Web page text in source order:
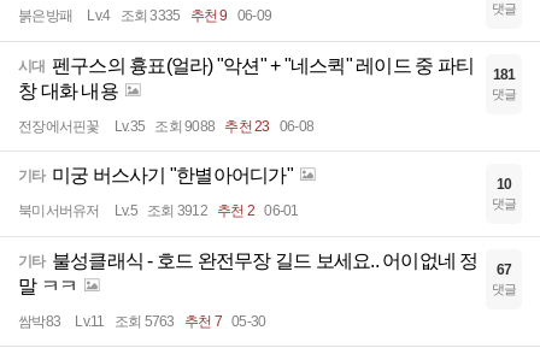
붉은방패 Lv.4 조회 3335 추천 9 06-09 댓글
시대 펜구스의 흉표(얼라) "악션" + "네스퀵" 레이드 중 파티
창 대화 내용
전장에서핀꽃 Lv.35 조회 9088 추천 23 06-08
181
댓글
기타 미궁 버스사기 "한별아어디가"
북미서버유저 Lv.5 조회 3912 추천 2 06-01
10
댓글
기타 불성클래식 - 호드 완전무장 길드 보세요.. 어이없네 정
말 ㅋㅋ
쌈박83 Lv.11 조회 5763 추천 7 05-30
67
댓글